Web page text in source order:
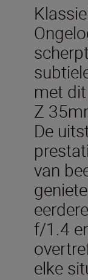
met
Z
De
van
f/1.4
elke